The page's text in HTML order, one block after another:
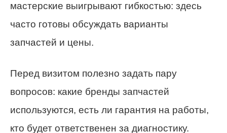
мастерские выигрывают гибкостью: здесь
часто готовы обсуждать варианты
запчастей и цены.
Перед визитом полезно задать пару
вопросов: какие бренды запчастей
используются, есть ли гарантия на работы,
кто будет ответственен за диагностику.